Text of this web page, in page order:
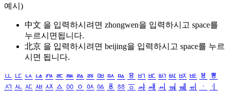
예시)
中文 을 입력하시려면 zhongwen을 입력하시고 space를
누르시면됩니다.
北京 을 입력하시려면 beijing을 입력하시고 space를 누르
시면 됩니다.
ㅥ ㅦ ㅧ ㅨ ㅩ ㅪ ㅫ ㅬ ㅭ ㅮ ㅯ ㅰ ㅱ ㅲ ㅳ ㅴ ㅵ ㅶ ㅷ ㅸ
ㅹ
ㅺ ㅻ ㅼ ㅽ ㅾ ㅿ ㆀ ㆁ ㆂ ㆃ ㆄ ㆅ ㆆ ㆇ ㆈ ㆉ ㆊ ㆋ ㆌ ㆍ
ㆎ